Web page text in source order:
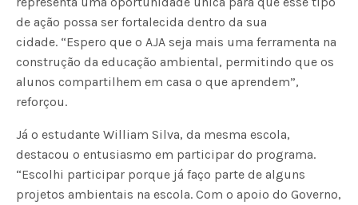
de ação possa ser fortalecida dentro da sua
cidade. “Espero que o AJA seja mais uma ferramenta na
construção da educação ambiental, permitindo que os
alunos compartilhem em casa o que aprendem”,
reforçou.
Já o estudante William Silva, da mesma escola,
destacou o entusiasmo em participar do programa.
“Escolhi participar porque já faço parte de alguns
projetos ambientais na escola. Com o apoio do Governo,